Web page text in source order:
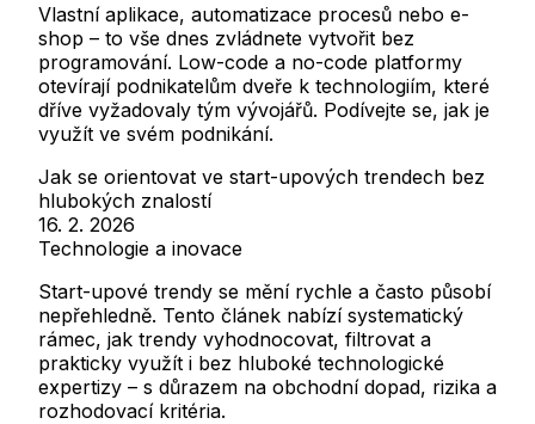
Vlastní aplikace, automatizace procesů nebo e-
shop – to vše dnes zvládnete vytvořit bez
programování. Low-code a no-code platformy
otevírají podnikatelům dveře k technologiím, které
dříve vyžadovaly tým vývojářů. Podívejte se, jak je
využít ve svém podnikání.
Jak se orientovat ve start-upových trendech bez
hlubokých znalostí
16. 2. 2026
Technologie a inovace
Start-upové trendy se mění rychle a často působí
nepřehledně. Tento článek nabízí systematický
rámec, jak trendy vyhodnocovat, filtrovat a
prakticky využít i bez hluboké technologické
expertizy – s důrazem na obchodní dopad, rizika a
rozhodovací kritéria.